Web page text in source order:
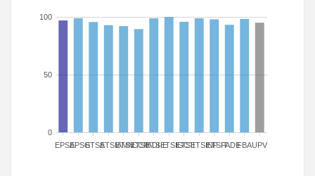
EPSAEPSGETSAETSIAMN
ETSICCP
ETSIADI
ETSIEETSIGCT
ETSIIETSINFETSITFADEFBAUPV
0
50
100